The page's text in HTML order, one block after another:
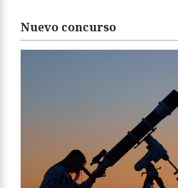
Nuevo concurso